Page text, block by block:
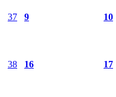
37 9 10
38 16 17